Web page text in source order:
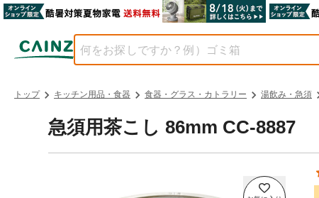
トップ キッチン用品・食器 食器・グラス・カトラリー 湯飲み・急須
急須用茶こし 86mm CC-8887